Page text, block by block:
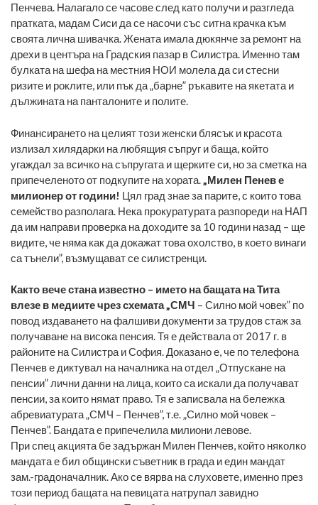
Пенчева. Налагало се часове след като получи и разгледа
пратката, мадам Сиси да се насочи със ситна крачка към
своята лична шивачка. Жената имала дюкянче за ремонт на
дрехи в центъра на Градския пазар в Силистра. Именно там
булката на шефа на местния НОИ молела да си стесни
ризите и роклите, или пък да „барне” ръкавите на якетата и
дължината на панталоните и полите.
Финансирането на целият този женски блясък и красота
излизал хилядарки на любящия съпруг и баща, който
угаждал за всичко на съпругата и щерките си, но за сметка на
припечеленото от подкупите на хората.
„Милен Пенев е
милионер от години! Цял град знае за парите, с които това
семейство разполага. Нека прокуратурата разпореди на НАП
да им направи проверка на доходите за 10 години назад – ще
видите, че няма как да докажат това охолство, в което винаги
са тънели”, възмущават се силистренци.
Както вече стана известно – името на бащата на Тита
влезе в медиите чрез схемата „СМЧ – Силно мой човек” по
повод издаването на фалшиви документи за трудов стаж за
получаване на висока пенсия. Тя е действала от 2017 г. в
районите на Силистра и София. Доказано е, че по телефона
Пенчев е диктувал на началника на отдел „Отпускане на
пенсии” лични данни на лица, които са искали да получават
пенсии, за които нямат право. Тя е записвала на бележка
абревиатурата „СМЧ – Пенчев”, т.е. „Силно мой човек –
Пенчев”. Бандата е припечелила милиони левове.
При спец акцията бе задържан Милен Пенчев, който няколко
мандата е бил общински съветник в града и един мандат
зам.-градоначалник. Ако се вярва на слуховете, именно през
този период бащата на певицата натрупал завидно